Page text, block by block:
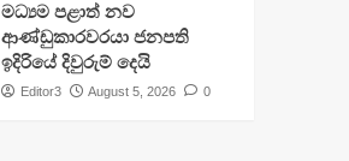
මධ්‍යම පළාත් නව
ආණ්ඩුකාරවරයා ජනපති
ඉදිරියේ දිවුරුම් දෙයි
Editor3 August 5, 2026 0